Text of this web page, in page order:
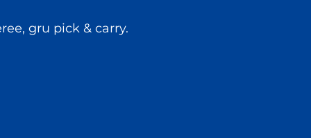
gru pick & carry.